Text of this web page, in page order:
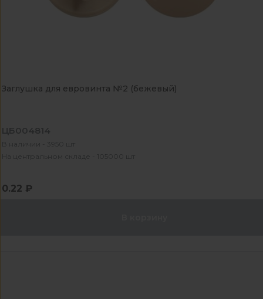
Заглушка для евровинта №2 (бежевый)
ЦБ004814
В наличии - 3950 шт
На центральном складе - 105000 шт
0.22 ₽